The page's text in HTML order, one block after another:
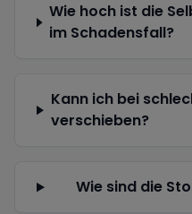
Wie hoch ist die
im Schadensfall?
Kann ich bei
verschieben?
Wie sind die